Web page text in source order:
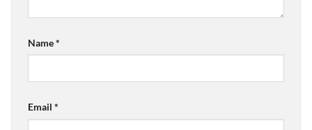
Name*
Email *